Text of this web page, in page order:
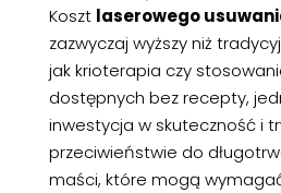
Koszt laserowego
zazwyczaj wyższy niż
jak krioterapia czy
dostępnych bez recepty,
inwestycja w skuteczność i
przeciwieństwie do
maści, które mogą